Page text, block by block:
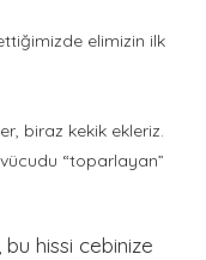
elimizin ilk
biraz kekik ekleriz.
“toparlayan”
hissi cebinize